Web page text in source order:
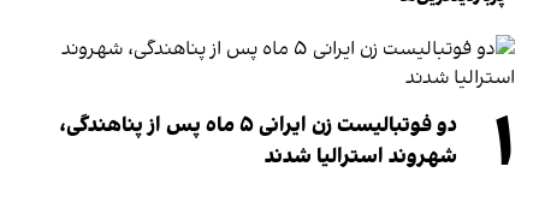
۱
دو فوتبالیست زن ایرانی ۵ ماه پس از پناهندگی،
شهروند استرالیا شدند